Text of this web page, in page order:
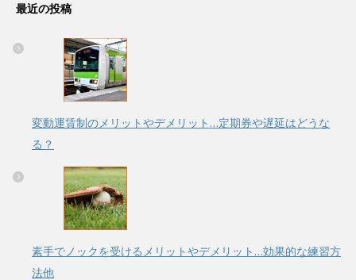
最近の投稿
変動運賃制のメリットやデメリット…定期券や遅延はどうな
る？
素手でノックを受けるメリットやデメリット…効果的な練習方
法他